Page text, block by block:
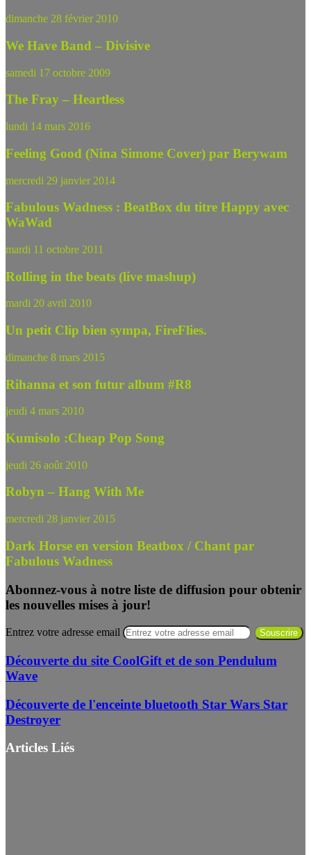
dimanche 28 février 2010
We Have Band – Divisive
samedi 17 octobre 2009
The Fray – Heartless
lundi 14 mars 2016
Feeling Good (Nina Simone Cover) par Berywam
mercredi 29 janvier 2014
Fabulous Wadness : BeatBox du titre Happy avec
WaWad
mardi 11 octobre 2011
Rolling in the beats (live mashup)
mardi 20 avril 2010
Un petit Clip bien sympa, FireFlies.
dimanche 8 mars 2015
Rihanna et son futur album #R8
jeudi 4 mars 2010
Kumisolo :Cheap Pop Song
jeudi 26 août 2010
Robyn – Hang With Me
mercredi 28 janvier 2015
Dark Horse en version Beatbox / Chant par
Fabulous Wadness
Abonnez-vous à notre liste de diffusion pour obtenir
les nouvelles mises à jour!
Entrez votre adresse email
Découverte du site CoolGift et de son Pendulum
Wave
Découverte de l'enceinte bluetooth Star Wars Star
Destroyer
Articles Liés